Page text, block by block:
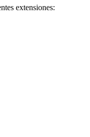
extensiones: